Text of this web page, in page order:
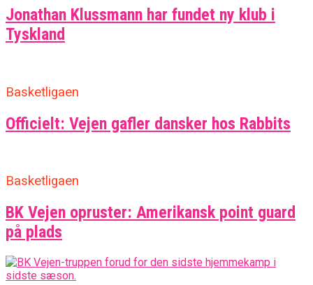
Jonathan Klussmann har fundet ny klub i
Tyskland
Basketligaen
Officielt: Vejen gafler dansker hos Rabbits
Basketligaen
BK Vejen opruster: Amerikansk point guard
på plads